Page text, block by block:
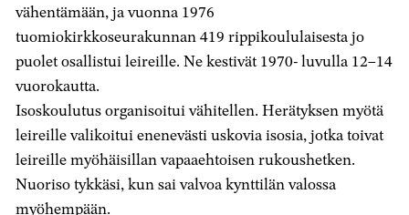
vähentämään, ja vuonna 1976
tuomiokirkkoseurakunnan 419 rippikoululaisesta jo
puolet osallistui leireille. Ne kestivät 1970- luvulla 12–14
vuorokautta.
Isoskoulutus organisoitui vähitellen. Herätyksen myötä
leireille valikoitui enenevästi uskovia isosia, jotka toivat
leireille myöhäisillan vapaaehtoisen rukoushetken.
Nuoriso tykkäsi, kun sai valvoa kynttilän valossa
myöhempään.